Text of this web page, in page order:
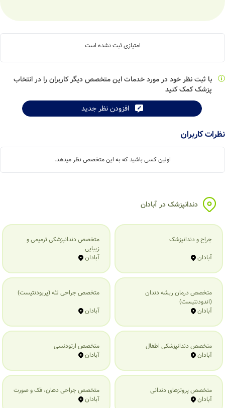
امتیازی ثبت نشده است
با ثبت نظر خود در مورد خدمات این متخصص دیگر کاربران را در انتخاب
پزشک کمک کنید
افزودن نظر جدید
نظرات کاربران
اولین کسی باشید که به این متخصص نظر میدهد.
دندانپزشک در آبادان
جراح و دندانپزشک
آبادان
متخصص دندانپزشکی ترمیمی و
زیبایی
آبادان
متخصص درمان ریشه دندان
(اندودنتیست)
آبادان
متخصص جراحی لثه (پریودنتیست)
آبادان
متخصص دندانپزشکی اطفال
آبادان
متخصص ارتودنسی
آبادان
متخصص پروتزهای دندانی
آبادان
متخصص جراحی دهان، فک و صورت
آبادان